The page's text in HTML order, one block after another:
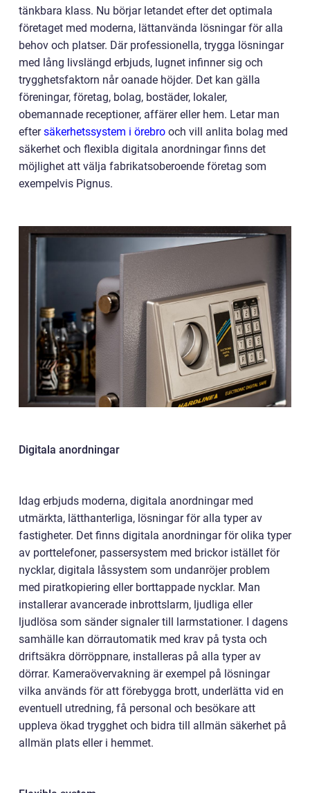
tänkbara klass. Nu börjar letandet efter det optimala
företaget med moderna, lättanvända lösningar för alla
behov och platser. Där professionella, trygga lösningar
med lång livslängd erbjuds, lugnet infinner sig och
trygghetsfaktorn når oanade höjder. Det kan gälla
föreningar, företag, bolag, bostäder, lokaler,
obemannade receptioner, affärer eller hem. Letar man
eftersäkerhetssystem i örebro och vill anlita bolag med
säkerhet och flexibla digitala anordningar finns det
möjlighet att välja fabrikatsoberoende företag som
exempelvis Pignus.
Digitala anordningar
Idag erbjuds moderna, digitala anordningar med
utmärkta, lätthanterliga, lösningar för alla typer av
fastigheter. Det finns digitala anordningar för olika typer
av porttelefoner, passersystem med brickor istället för
nycklar, digitala låssystem som undanröjer problem
med piratkopiering eller borttappade nycklar. Man
installerar avancerade inbrottslarm, ljudliga eller
ljudlösa som sänder signaler till larmstationer. I dagens
samhälle kan dörrautomatik med krav på tysta och
driftsäkra dörröppnare, installeras på alla typer av
dörrar. Kameraövervakning är exempel på lösningar
vilka används för att förebygga brott, underlätta vid en
eventuell utredning, få personal och besökare att
uppleva ökad trygghet och bidra till allmän säkerhet på
allmän plats eller i hemmet.